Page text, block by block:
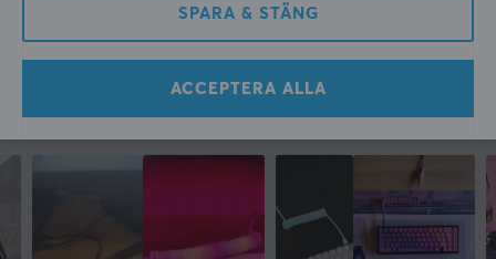
i fjol
Mer från vårt Community
SPARA & STÄNG
ACCEPTERA ALLA